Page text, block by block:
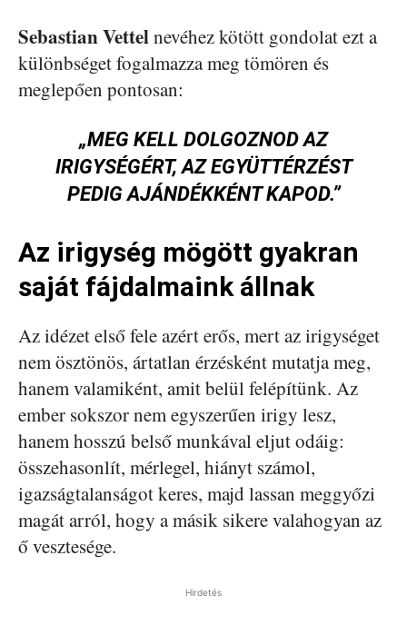
Sebastian Vettelnevéhez kötött gondolat ezt a
különbséget fogalmazza meg tömören és
meglepően pontosan:
„MEG KELL DOLGOZNOD AZ
IRIGYSÉGÉRT, AZ EGYÜTTÉRZÉST
PEDIG AJÁNDÉKKÉNT KAPOD.”
Az irigység mögött gyakran
saját fájdalmaink állnak
Az idézet első fele azért erős, mert az irigységet
nem ösztönös, ártatlan érzésként mutatja meg,
hanem valamiként, amit belül felépítünk. Az
ember sokszor nem egyszerűen irigy lesz,
hanem hosszú belső munkával eljut odáig:
összehasonlít, mérlegel, hiányt számol,
igazságtalanságot keres, majd lassan meggyőzi
magát arról, hogy a másik sikere valahogyan az
ő vesztesége.
Hirdetés